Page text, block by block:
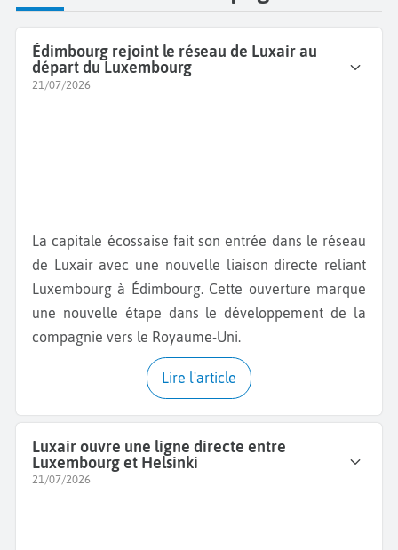
Édimbourg rejoint le réseau de Luxair au
départ du Luxembourg
21/07/2026
La capitale écossaise fait son entrée dans le réseau
de Luxair avec une nouvelle liaison directe reliant
Luxembourg à Édimbourg. Cette ouverture marque
une nouvelle étape dans le développement de la
compagnie vers le Royaume-Uni.
Lire l'article
Luxair ouvre une ligne directe entre
Luxembourg et Helsinki
21/07/2026